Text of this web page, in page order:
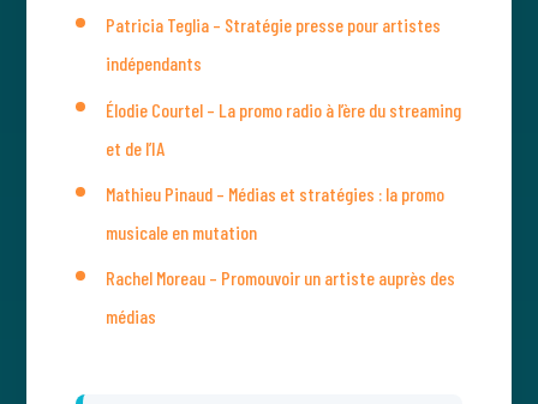
Patricia Teglia – Stratégie presse pour artistes
indépendants
Élodie Courtel – La promo radio à l’ère du streaming
et de l’IA
Mathieu Pinaud – Médias et stratégies : la promo
musicale en mutation
Rachel Moreau – Promouvoir un artiste auprès des
médias